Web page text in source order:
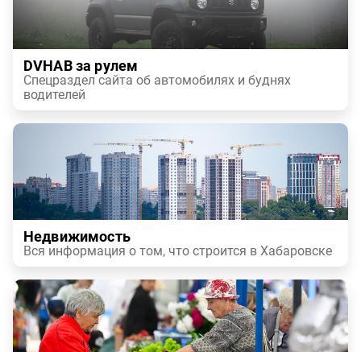
DVHAB за рулем
Спецраздел сайта об автомобилях и буднях
водителей
Недвижимость
Вся информация о том, что строится в Хабаровске